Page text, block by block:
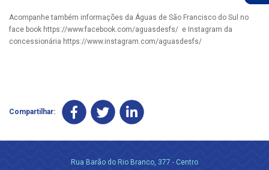
Acompanhe também informações da Águas de São Francisco do Sul no
face book https://www.facebook.com/aguasdesfs/ e Instagram da
concessionária https://www.instagram.com/aguasdesfs/
Compartilhar:
Rua Barão do Rio Branco, 377 - Centro